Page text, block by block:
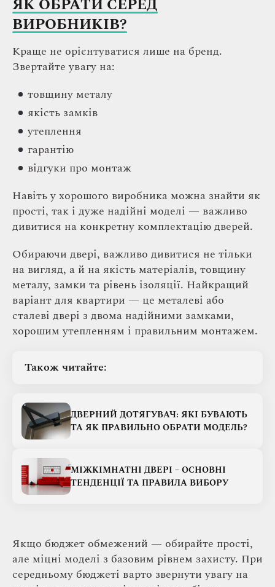
ЯК ОБРАТИ СЕРЕД
ВИРОБНИКІВ?
Краще не орієнтуватися лише на бренд.
Звертайте увагу на:
товщину металу
якість замків
утеплення
гарантію
відгуки про монтаж
Навіть у хорошого виробника можна знайти як
прості, так і дуже надійні моделі — важливо
дивитися на конкретну комплектацію дверей.
Обираючи двері, важливо дивитися не тільки
на вигляд, а й на якість матеріалів, товщину
металу, замки та рівень ізоляції. Найкращий
варіант для квартири — це металеві або
сталеві двері з двома надійними замками,
хорошим утепленням і правильним монтажем.
Також читайте:
ДВЕРНИЙ ДОТЯГУВАЧ: ЯКІ БУВАЮТЬ
ТА ЯК ПРАВИЛЬНО ОБРАТИ МОДЕЛЬ?
МІЖКІМНАТНІ ДВЕРІ – ОСНОВНІ
ТЕНДЕНЦІЇ ТА ПРАВИЛА ВИБОРУ
Якщо бюджет обмежений — обирайте прості,
але міцні моделі з базовим рівнем захисту. При
середньому бюджеті варто звернути увагу на